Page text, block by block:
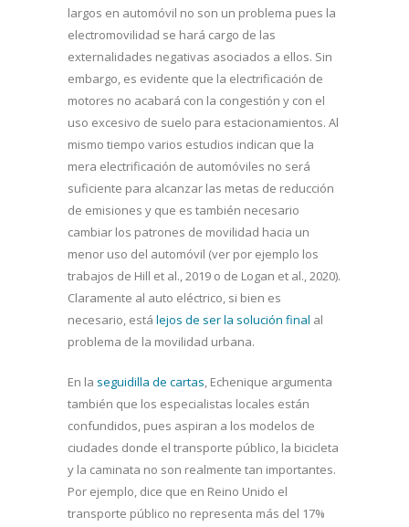
largos en automóvil no son un problema pues la
electromovilidad se hará cargo de las
externalidades negativas asociados a ellos. Sin
embargo, es evidente que la electrificación de
motores no acabará con la congestión y con el
uso excesivo de suelo para estacionamientos. Al
mismo tiempo varios estudios indican que la
mera electrificación de automóviles no será
suficiente para alcanzar las metas de reducción
de emisiones y que es también necesario
cambiar los patrones de movilidad hacia un
menor uso del automóvil (ver por ejemplo los
trabajos de Hill et al., 2019 o de Logan et al., 2020).
Claramente al auto eléctrico, si bien es
necesario, está lejos de ser la solución final al
problema de la movilidad urbana.
En la seguidilla de cartas, Echenique argumenta
también que los especialistas locales están
confundidos, pues aspiran a los modelos de
ciudades donde el transporte público, la bicicleta
y la caminata no son realmente tan importantes.
Por ejemplo, dice que en Reino Unido el
transporte público no representa más del 17%